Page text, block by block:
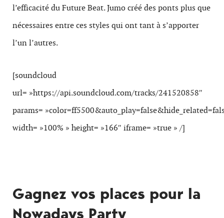
l’efficacité du Future Beat. Jumo créé des ponts plus que
nécessaires entre ces styles qui ont tant à s’apporter
l’un l’autres.
[soundcloud
url= »https://api.soundcloud.com/tracks/241520858″
params=
width= »100% » height= »166″ iframe= »true » /]
Gagnez vos places pour la
Nowadays Party